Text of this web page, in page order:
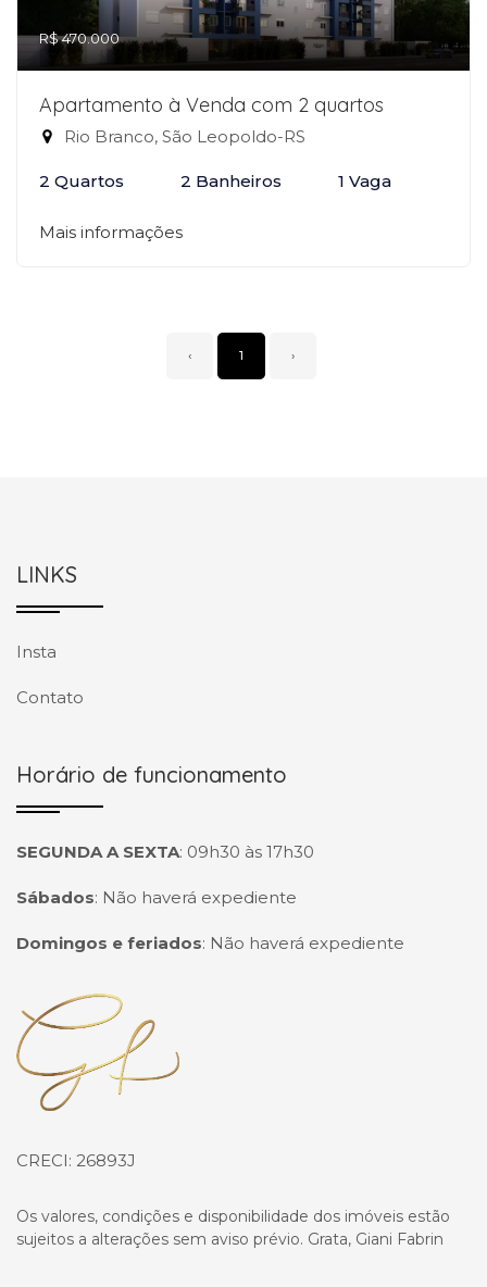
R$ 470.000
Apartamento à Venda com 2 quartos
Rio Branco, São Leopoldo-RS
2 Quartos 2 Banheiros 1 Vaga
Mais informações
‹ 1 ›
LINKS
Insta
Contato
Horário de funcionamento
SEGUNDA A SEXTA: 09h30 às 17h30
Sábados: Não haverá expediente
Domingos e feriados: Não haverá expediente
Página inicial
CRECI: 26893J
Os valores, condições e disponibilidade dos imóveis estão
sujeitos a alterações sem aviso prévio. Grata, Giani Fabrin